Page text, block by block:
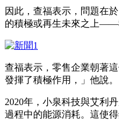
因此，查福表示，問題在
的積極或再生未來之上——
查福表示，零售企業朝著
發揮了積極作用，」他說
2020年，小泉科技與艾利
過程中的能源消耗。這使